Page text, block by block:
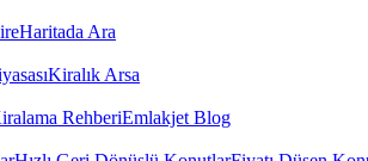
Haritada Ara
Kiralık Arsa
RehberiEmlakjet Blog